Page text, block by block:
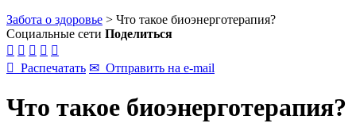
Забота о здоровье > Что такое биоэнерготерапия?
Социальные сети Поделиться
    
 Распечатать ✉ Отправить на e-mail
Что такое биоэнерготерапия?